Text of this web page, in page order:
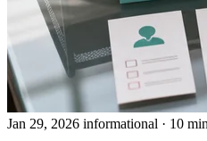
Jan 29, 2026 informational · 10 min